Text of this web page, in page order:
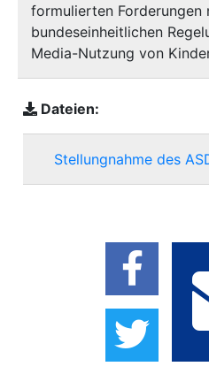
formulierten Forderungen
bundeseinheitlichen
Media-Nutzung von
Dateien:
Stellungnahme des